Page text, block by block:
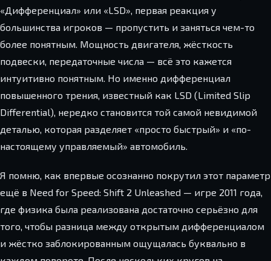
«Дифференциал» или «LSD», первая реакция у
большинства игроков — пропустить и заняться чем-то
более понятным. Мощность двигателя, жёсткость
подвески, передаточные числа — всё это кажется
интуитивно понятным. Но именно дифференциал
повышенного трения, известный как LSD (Limited Slip
Differential), нередко становится той самой невидимой
деталью, которая разделяет «просто быстрый» и «по-
настоящему управляемый» автомобиль.
Я помню, как впервые осознанно покрутил этот параметр
ещё в Need for Speed: Shift 2 Unleashed — игре 2011 года,
где физика была реализована достаточно серьёзно для
того, чтобы разница между открытым дифференциалом
и жёстко заблокированным ощущалась буквально в